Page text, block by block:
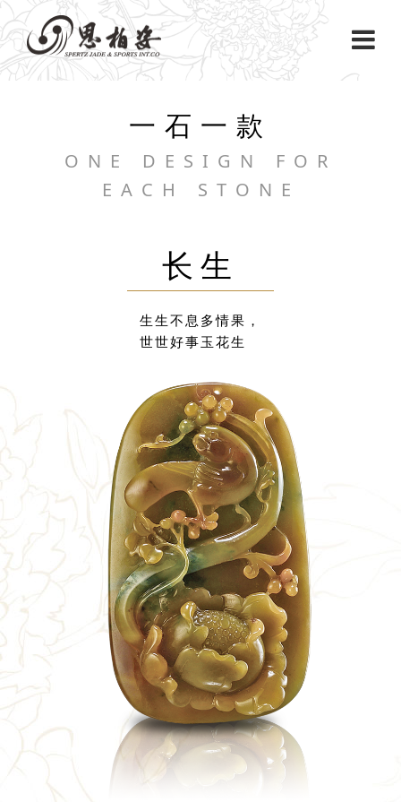
一石一款
ONE DESIGN FOR
EACH STONE
长生
生生不息多情果，
世世好事玉花生